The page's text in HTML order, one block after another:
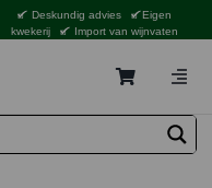
Deskundig advies
Eigen
kwekerij
Import van wijnvaten